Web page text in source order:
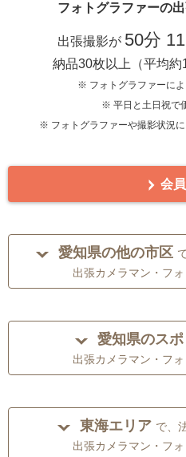
フォトグラファーの
出張撮影が 50分
納品30枚以上（平均約
※ フォトグラファーに
※ 平日と土日祝で
※ フォトグラファーや撮影状況
会
愛知県の他の市区
出張カメラマン・フ
愛知県のスポ
出張カメラマン・フ
東海エリア で、
出張カメラマン・フ